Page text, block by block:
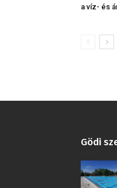
a víz- és
Gödi